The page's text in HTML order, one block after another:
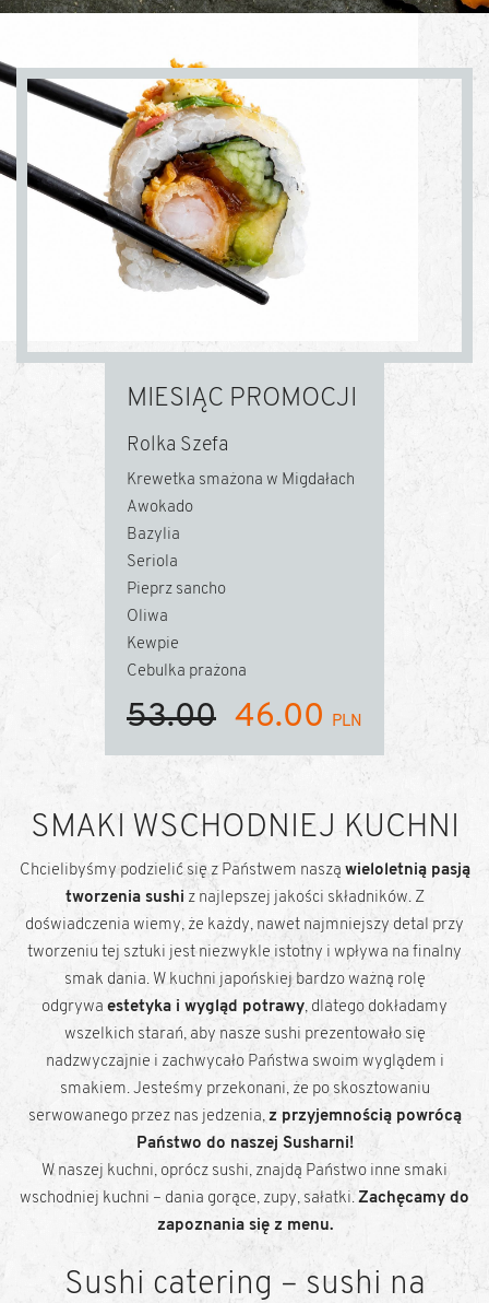
MIESIĄC PROMOCJI
Rolka Szefa
Krewetka smażona w Migdałach
Awokado
Bazylia
Seriola
Pieprz sancho
Oliwa
Kewpie
Cebulka prażona
53.00 46.00
SMAKI WSCHODNIEJ KUCHNI
Chcielibyśmy podzielić się z Państwem naszą wieloletnią pasją
tworzenia sushiz najlepszej jakości składników. Z
doświadczenia wiemy, że każdy, nawet najmniejszy detal przy
tworzeniu tej sztuki jest niezwykle istotny i wpływa na finalny
smak dania. W kuchni japońskiej bardzo ważną rolę
odgrywa estetyka i wygląd potrawy, dlatego dokładamy
wszelkich starań, aby nasze sushi prezentowało się
nadzwyczajnie i zachwycało Państwa swoim wyglądem i
smakiem. Jesteśmy przekonani, że po skosztowaniu
serwowanego przez nas jedzenia, z przyjemnością powrócą
Państwo do naszej Susharni!
W naszej kuchni, oprócz sushi, znajdą Państwo inne smaki
wschodniej kuchni – dania gorące, zupy, sałatki. Zachęcamy do
zapoznania się z menu.
Sushi catering – sushi na